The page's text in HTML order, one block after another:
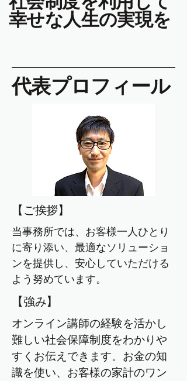
幸せな人生の実現を
​代表プロフィール
【ご挨拶】
当事務所では、お客様一人ひとり
に寄り添い、最適なソリューショ
ンを提供し、安心していただける
よう努めています。
【強み】
オンライン講師の経験を活かし
難しい社会保障制度をわかりや
すくお伝えできます。お金の知
識を使い、お客様の家計のワン